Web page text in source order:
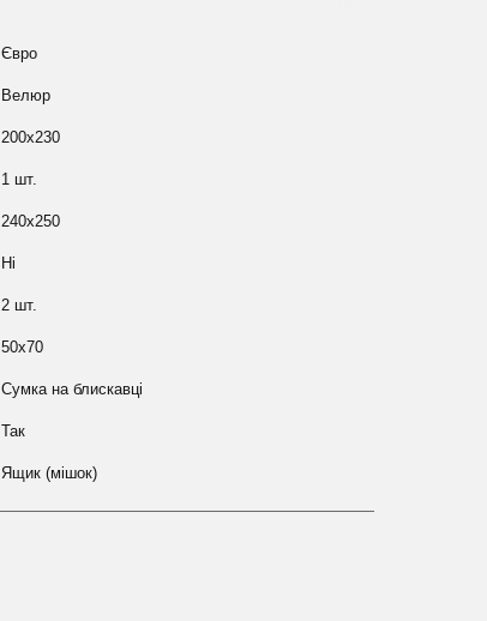
Євро
Велюр
200х230
1 шт.
240х250
Ні
2 шт.
50х70
Сумка на блискавці
Так
Ящик (мішок)